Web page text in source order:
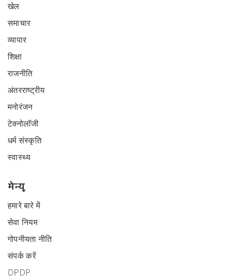
खेल
समाचार
व्यापार
शिक्षा
राजनीति
अंतरराष्ट्रीय
मनोरंजन
टेक्नोलॉजी
धर्म संस्कृति
स्वास्थ्य
मेन्यू
हमारे बारे में
सेवा नियम
गोपनीयता नीति
संपर्क करें
DPDP